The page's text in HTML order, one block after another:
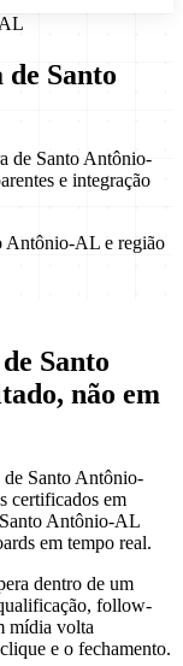
AL
Santo
de Santo Antônio-
e integração
Antônio-AL e região
Santo
, não em
de Santo Antônio-
certificados em
Antônio-AL
em tempo real.
dentro de um
follow-
mídia volta
e o fechamento.